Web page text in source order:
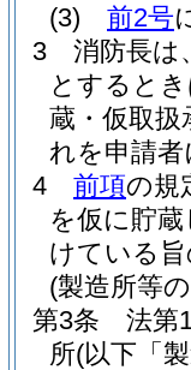
(3)
前2号
3
消防長は
とすると
蔵・仮取扱
れを申請
4
前項の規
を仮に貯
けている
(製造所等
第3条
法第
所(以下「